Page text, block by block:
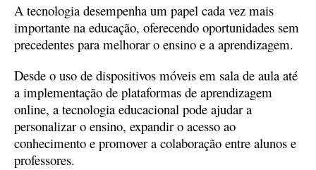
A tecnologia desempenha um papel cada vez mais
importante na educação, oferecendo oportunidades sem
precedentes para melhorar o ensino e a aprendizagem.
Desde o uso de dispositivos móveis em sala de aula até
a implementação de plataformas de aprendizagem
online, a tecnologia educacional pode ajudar a
personalizar o ensino, expandir o acesso ao
conhecimento e promover a colaboração entre alunos e
professores.